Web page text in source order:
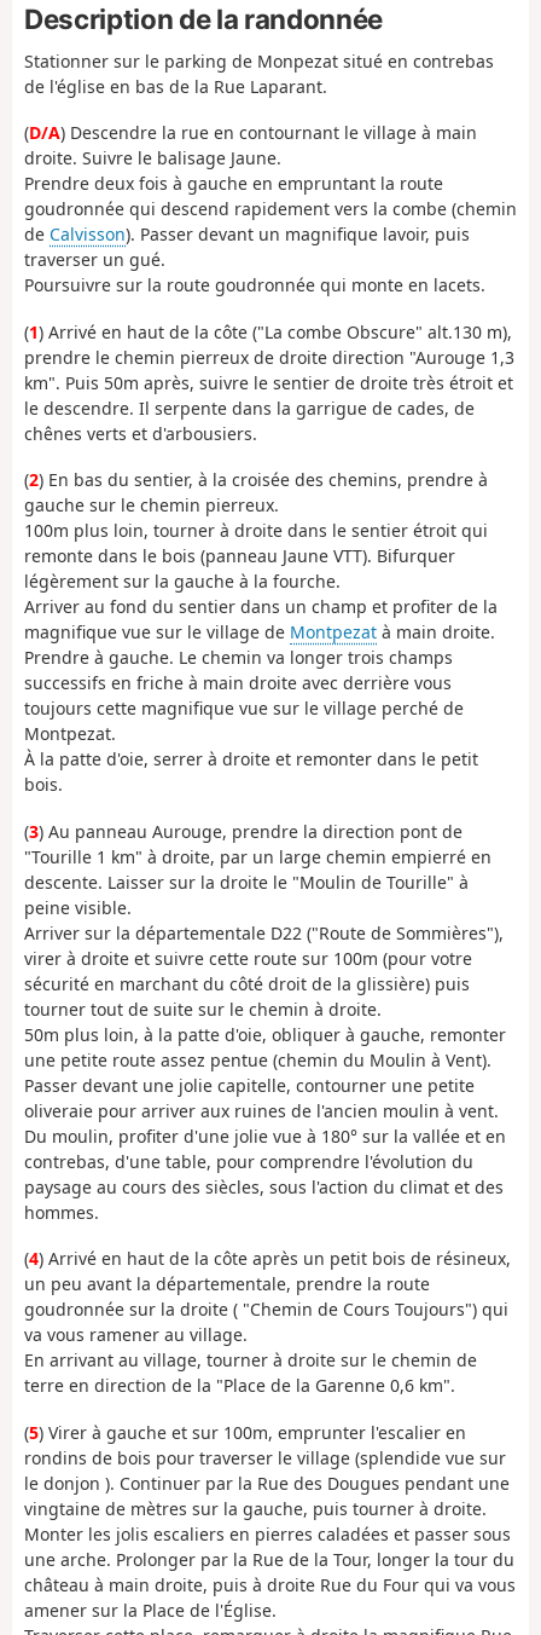
Description de la randonnée
Stationner sur le parking de Monpezat situé en contrebas
de l'église en bas de la Rue Laparant.
(D/A) Descendre la rue en contournant le village à main
droite. Suivre le balisage Jaune.
Prendre deux fois à gauche en empruntant la route
goudronnée qui descend rapidement vers la combe (chemin
de Calvisson). Passer devant un magnifique lavoir, puis
traverser un gué.
Poursuivre sur la route goudronnée qui monte en lacets.
(1) Arrivé en haut de la côte ("La combe Obscure" alt.130 m),
prendre le chemin pierreux de droite direction "Aurouge 1,3
km". Puis 50m après, suivre le sentier de droite très étroit et
le descendre. Il serpente dans la garrigue de cades, de
chênes verts et d'arbousiers.
(2) En bas du sentier, à la croisée des chemins, prendre à
gauche sur le chemin pierreux.
100m plus loin, tourner à droite dans le sentier étroit qui
remonte dans le bois (panneau Jaune VTT). Bifurquer
légèrement sur la gauche à la fourche.
Arriver au fond du sentier dans un champ et profiter de la
magnifique vue sur le village de Montpezat à main droite.
Prendre à gauche. Le chemin va longer trois champs
successifs en friche à main droite avec derrière vous
toujours cette magnifique vue sur le village perché de
Montpezat.
À la patte d'oie, serrer à droite et remonter dans le petit
bois.
(3) Au panneau Aurouge, prendre la direction pont de
"Tourille 1 km" à droite, par un large chemin empierré en
descente. Laisser sur la droite le "Moulin de Tourille" à
peine visible.
Arriver sur la départementale D22 ("Route de Sommières"),
virer à droite et suivre cette route sur 100m (pour votre
sécurité en marchant du côté droit de la glissière) puis
tourner tout de suite sur le chemin à droite.
50m plus loin, à la patte d'oie, obliquer à gauche, remonter
une petite route assez pentue (chemin du Moulin à Vent).
Passer devant une jolie capitelle, contourner une petite
oliveraie pour arriver aux ruines de l'ancien moulin à vent.
Du moulin, profiter d'une jolie vue à 180° sur la vallée et en
contrebas, d'une table, pour comprendre l'évolution du
paysage au cours des siècles, sous l'action du climat et des
hommes.
(4) Arrivé en haut de la côte après un petit bois de résineux,
un peu avant la départementale, prendre la route
goudronnée sur la droite ( "Chemin de Cours Toujours") qui
va vous ramener au village.
En arrivant au village, tourner à droite sur le chemin de
terre en direction de la "Place de la Garenne 0,6 km".
(5) Virer à gauche et sur 100m, emprunter l'escalier en
rondins de bois pour traverser le village (splendide vue sur
le donjon ). Continuer par la Rue des Dougues pendant une
vingtaine de mètres sur la gauche, puis tourner à droite.
Monter les jolis escaliers en pierres caladées et passer sous
une arche. Prolonger par la Rue de la Tour, longer la tour du
château à main droite, puis à droite Rue du Four qui va vous
amener sur la Place de l'Église.